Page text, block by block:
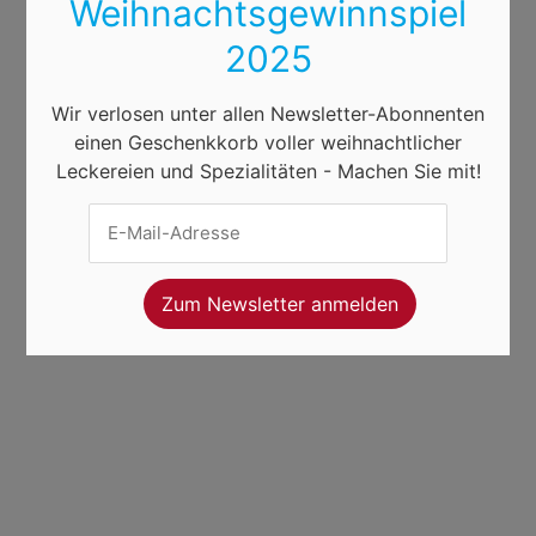
Weihnachtsgewinnspiel
2025
Wir verlosen unter allen Newsletter-Abonnenten
einen Geschenkkorb voller weihnachtlicher
Leckereien und Spezialitäten - Machen Sie mit!